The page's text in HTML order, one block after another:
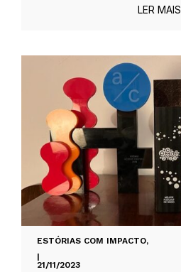
LER MAIS
ESTÓRIAS COM IMPACTO,
|
21/11/2023